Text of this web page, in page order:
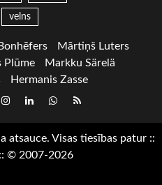
velns
Mārtiņš Luters
Plūme
Markku Särelä
Hermanis Zasse
Instagram
LinkedInwhatsapp
RSS
atsauce. Visas tiesības patur ::
© 2007-2026